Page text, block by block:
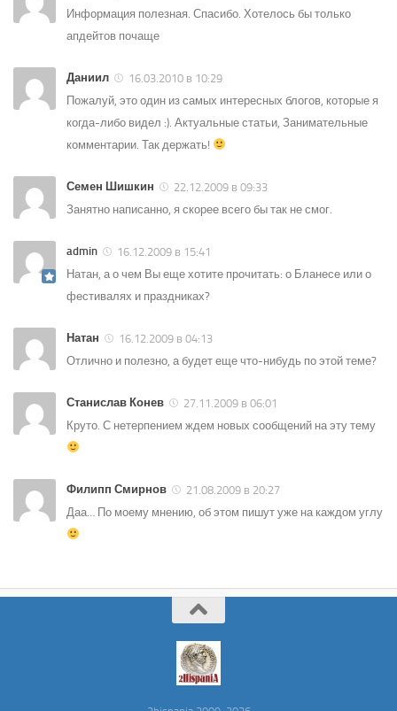
Информация полезная. Спасибо. Хотелось бы только
апдейтов почаще
Даниил
16.03.2010 в 10:29
Пожалуй, это один из самых интересных блогов, которые я
когда-либо видел :). Актуальные статьи, Занимательные
комментарии. Так держать!
Семен Шишкин
22.12.2009 в 09:33
Занятно написанно, я скорее всего бы так не смог.
admin
16.12.2009 в 15:41
Натан, а о чем Вы еще хотите прочитать: о Бланесе или о
фестивалях и праздниках?
Натан
16.12.2009 в 04:13
Отлично и полезно, а будет еще что-нибудь по этой теме?
Станислав Конев
27.11.2009 в 06:01
Круто. С нетерпением ждем новых сообщений на эту тему
Филипп Смирнов
21.08.2009 в 20:27
Даа… По моему мнению, об этом пишут уже на каждом углу